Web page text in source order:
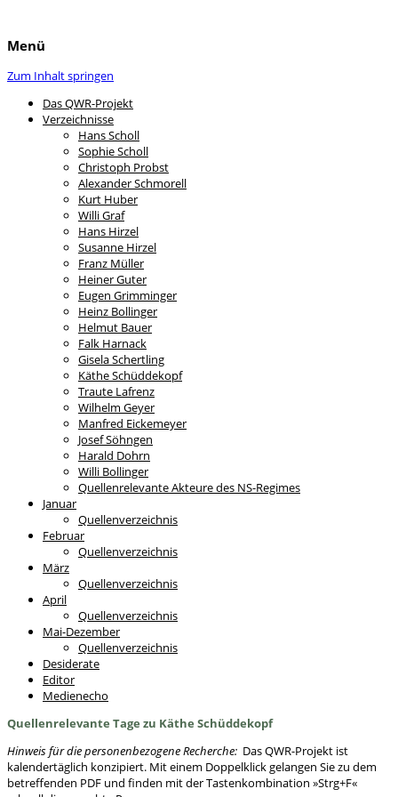
Menü
Zum Inhalt springen
Das QWR-Projekt
Verzeichnisse
Hans Scholl
Sophie Scholl
Christoph Probst
Alexander Schmorell
Kurt Huber
Willi Graf
Hans Hirzel
Susanne Hirzel
Franz Müller
Heiner Guter
Eugen Grimminger
Heinz Bollinger
Helmut Bauer
Falk Harnack
Gisela Schertling
Käthe Schüddekopf
Traute Lafrenz
Wilhelm Geyer
Manfred Eickemeyer
Josef Söhngen
Harald Dohrn
Willi Bollinger
Quellenrelevante Akteure des NS-Regimes
Januar
Quellenverzeichnis
Februar
Quellenverzeichnis
März
Quellenverzeichnis
April
Quellenverzeichnis
Mai-Dezember
Quellenverzeichnis
Desiderate
Editor
Medienecho
Quellenrelevante Tage zu Käthe Schüddekopf
Hinweis für die personenbezogene Recherche: Das QWR-Projekt ist
kalendertäglich konzipiert. Mit einem Doppelklick gelangen Sie zu dem
betreffenden PDF und finden mit der Tastenkombination »Strg+F«